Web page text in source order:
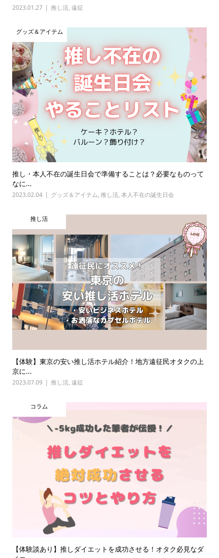
2023.01.27 推し活, 遠征
グッズ＆アイテム
推し・本人不在の誕生日会で準備することは？必要なものって
なに...
2023.02.04 グッズ＆アイテム, 推し活, 本人不在の誕生日会
推し活
【体験】東京の安い推し活ホテル紹介！地方遠征民オタクの上
京に...
2023.07.09 推し活, 遠征
コラム
【体験談あり】推しダイエットを成功させる！オタク必見なダ